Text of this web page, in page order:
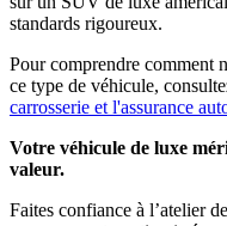
standards rigoureux.
Pour comprendre comment
ce type de véhicule,
carrosserie et l'assurance
Votre véhicule de luxe
valeur.
Faites confiance à l’atelier